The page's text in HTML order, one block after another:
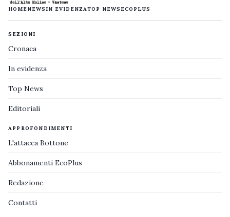
HOMENEWS IN EVIDENZATOP NEWS ECOPLUS
SEZIONI
Cronaca
In evidenza
Top News
Editoriali
APPROFONDIMENTI
L'attacca Bottone
Abbonamenti EcoPlus
Redazione
Contatti